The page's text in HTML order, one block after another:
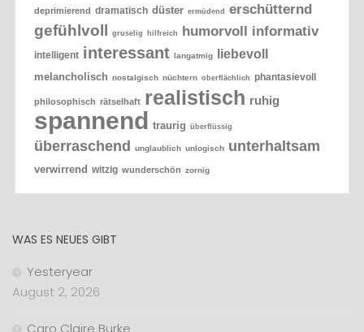
deprimierend dramatisch düster ermüdend erschütternd
gefühlvoll gruselig hilfreich humorvoll informativ
intelligent interessant langatmig liebevoll
melancholisch nostalgisch nüchtern oberflächlich phantasievoll
philosophisch rätselhaft realistisch ruhig
spannend traurig überflüssig
überraschend unglaublich unlogisch unterhaltsam
verwirrend witzig wunderschön zornig
WAS ES NEUES GIBT
Yesteryear
August 2, 2026
Caro Claire Burke